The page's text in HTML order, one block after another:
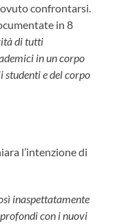
confrontarsi.
in 8
di tutti
in un corpo
studenti e del corpo
l’intenzione di
inaspettatamente
profondi con i nuovi